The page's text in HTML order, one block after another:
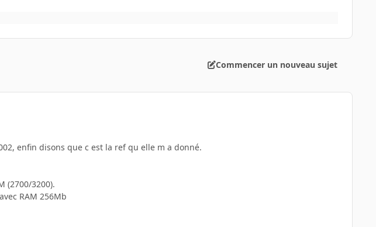
Commencer un nouveau sujet
enfin disons que c est la ref qu elle m a donné.
(2700/3200).
RAM 256Mb